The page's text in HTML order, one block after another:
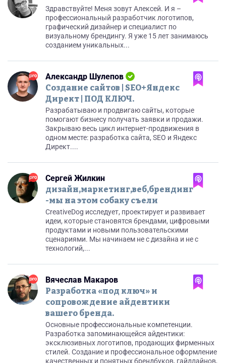
Здравствуйте! Меня зовут Алексей. И я –
профессиональный разработчик логотипов,
графический дизайнер и специалист по
визуальному брендингу. Я уже 15 лет занимаюсь
созданием уникальных...
Александр Шулепов
Создание сайтов | SEO+Яндекс
Директ | ПОД КЛЮЧ.
Разрабатываю и продвигаю сайты, которые
помогают бизнесу получать заявки и продажи.
Закрываю весь цикл интернет-продвижения в
одном месте: разработка сайта, SEO и Яндекс
Директ....
Сергей Жилкин
дизайн,маркетинг,веб,брендинг
-мы на этом собаку съели
CreativeDog исследует, проектирует и развивает
идеи, которые становятся брендами, цифровыми
продуктами и новыми пользовательскими
сценариями. Мы начинаем не с дизайна и не с
технологий,...
Вячеслав Макаров
Разработка «под ключ» и
сопровождение айдентики
вашего бренда.
Основные профессиональные компетенции.
Разработка запоминающейся айдентики:
эксклюзивных логотипов, продающих фирменных
стилей. Создание и профессиональноe оформление
качественных и понятных брендбуков, гайдлайнов,